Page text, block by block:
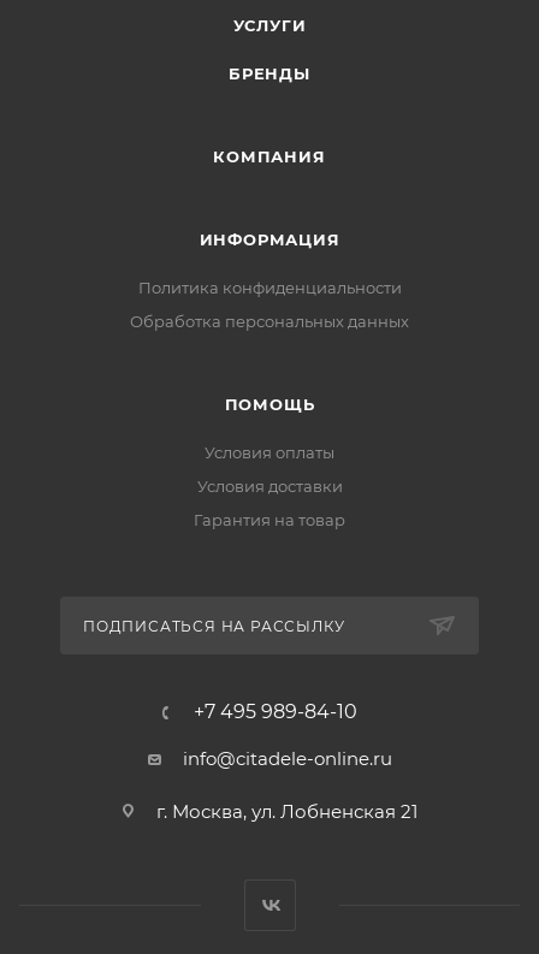
УСЛУГИ
БРЕНДЫ
КОМПАНИЯ
ИНФОРМАЦИЯ
Политика конфиденциальности
Обработка персональных данных
ПОМОЩЬ
Условия оплаты
Условия доставки
Гарантия на товар
ПОДПИСАТЬСЯ НА РАССЫЛКУ
+7 495 989-84-10
info@citadele-online.ru
г. Москва, ул. Лобненская 21